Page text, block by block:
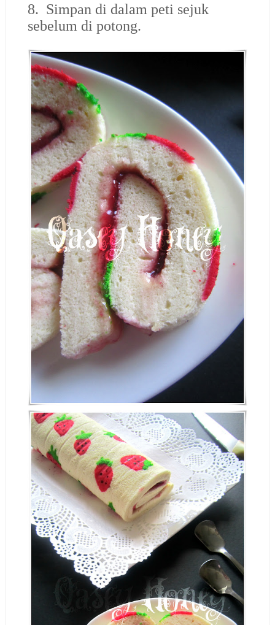
8. Simpan di dalam peti sejuk
sebelum di potong.